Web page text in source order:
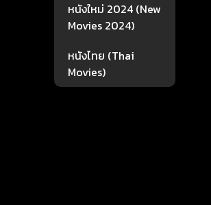
หนังใหม่ 2024 (New
Movies 2024)
หนังไทย (Thai
Movies)